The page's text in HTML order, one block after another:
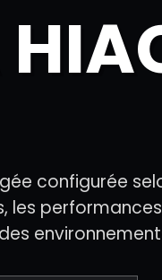
configurée
les